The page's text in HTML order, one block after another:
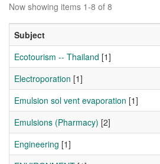
Now showing items 1-8 of 8
Subject
Ecotourism -- Thailand [1]
Electroporation [1]
Emulsion sol vent evaporation [1]
Emulsions (Pharmacy) [2]
Engineering [1]